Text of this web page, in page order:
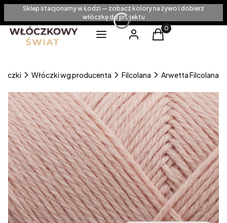
Sklep stacjonarny w Łodzi — zobacz kolory na żywo i dobierz
włóczkę do projektu
Menu
Zaloguj sięProdukty w
Koszyk
Włóczki wg producenta Filcolana Arwetta Filcolana